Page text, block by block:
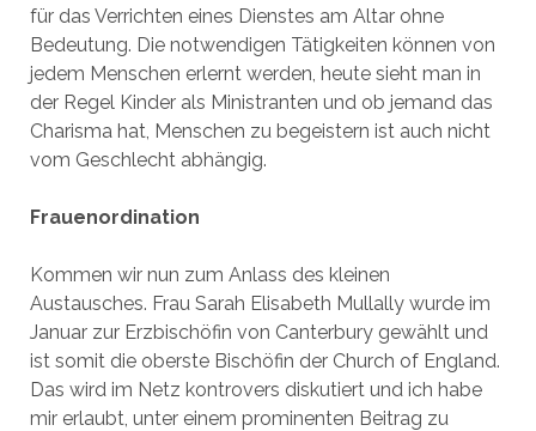
für das Verrichten eines Dienstes am Altar ohne
Bedeutung. Die notwendigen Tätigkeiten können von
jedem Menschen erlernt werden, heute sieht man in
der Regel Kinder als Ministranten und ob jemand das
Charisma hat, Menschen zu begeistern ist auch nicht
vom Geschlecht abhängig.
Frauenordination
Kommen wir nun zum Anlass des kleinen
Austausches. Frau Sarah Elisabeth Mullally wurde im
Januar zur Erzbischöfin von Canterbury gewählt und
ist somit die oberste Bischöfin der Church of England.
Das wird im Netz kontrovers diskutiert und ich habe
mir erlaubt, unter einem prominenten Beitrag zu